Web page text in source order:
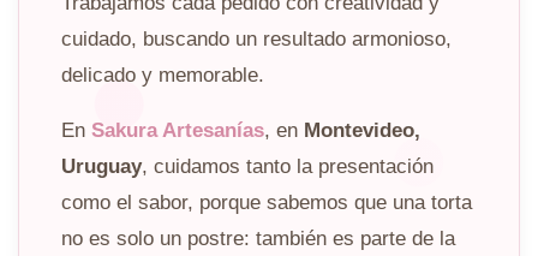
cuidado, buscando un resultado armonioso,
delicado y memorable.
En Sakura Artesanías, en Montevideo,
Uruguay, cuidamos tanto la presentación
como el sabor, porque sabemos que una torta
no es solo un postre: también es parte de la